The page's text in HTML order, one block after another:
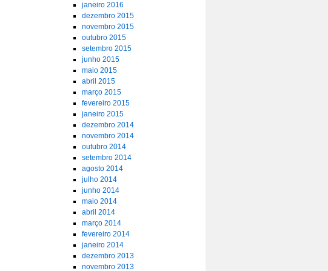
janeiro 2016
dezembro 2015
novembro 2015
outubro 2015
setembro 2015
junho 2015
maio 2015
abril 2015
março 2015
fevereiro 2015
janeiro 2015
dezembro 2014
novembro 2014
outubro 2014
setembro 2014
agosto 2014
julho 2014
junho 2014
maio 2014
abril 2014
março 2014
fevereiro 2014
janeiro 2014
dezembro 2013
novembro 2013